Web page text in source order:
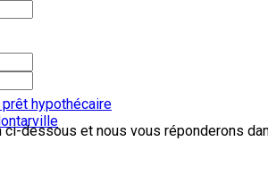
hypothécaire
ci-dessous et nous vous réponderons